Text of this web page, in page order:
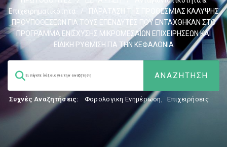
Επιχειρηματικότητα
/
ΠΑΡΑΤΑΣΗ ΤΗΣ ΠΡΟΘΕΣΜΙΑΣ ΚΑΛΥΨΗΣ
ΠΡΟΫΠΟΘΕΣΕΩΝ ΓΙΑ ΤΟΥΣ ΕΠΕΝΔΥΤΕΣ ΠΟΥ ΕΝΤΑΧΘΗΚΑΝ ΣΤΟ
ΠΡΟΓΡΑΜΜΑ ΕΝΙΣΧΥΣΗΣ ΜΙΚΡΟΜΕΣΑΙΩΝ ΕΠΙΧΕΙΡΗΣΕΩΝ ΚΑΙ
ΕΙΔΙΚΗ ΡΥΘΜΙΣΗ ΓΙΑ ΤΗΝ ΚΕΦΑΛΟΝΙΑ
Συχνές Αναζητήσεις: Φορολογικη Ενημέρωση, Επιχειρήσεις